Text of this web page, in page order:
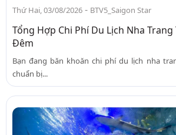
Thứ Hai, 03/08/2026 - BTV5_Saigon Star
Tổng Hợp Chi Phí Du Lịch Nha
Đêm
Bạn đang băn khoăn chi phí du lịch nha
chuẩn bị...